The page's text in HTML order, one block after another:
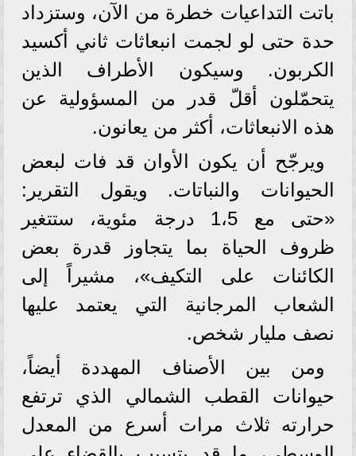
باتت التداعيات خطرة من الآن، وستزداد
حدة حتى لو لجمت انبعاثات ثاني أكسيد
الكربون. وسيكون الأطراف الذين
يتحمّلون أقلّ قدر من المسؤولية عن
هذه الانبعاثات، أكثر من يعانون.
ويرجّح أن يكون الأوان قد فات لبعض
الحيوانات والنباتات. ويقول التقرير:
«حتى مع 1،5 درجة مئوية، ستتغير
ظروف الحياة بما يتجاوز قدرة بعض
الكائنات على التكيف»، مشيراً إلى
الشعاب المرجانية التي يعتمد عليها
نصف مليار شخص.
ومن بين الأصناف المهددة أيضاً،
حيوانات القطب الشمالي الذي ترتفع
حرارته ثلاث مرات أسرع من المعدل